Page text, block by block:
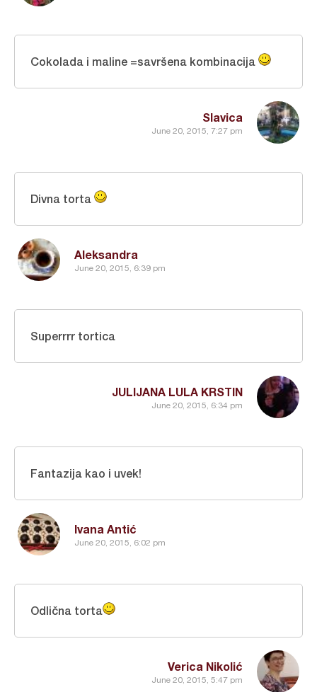
Slavica
June 20, 2015, 7:27 pm
Cokolada i maline =savršena kombinacija
Aleksandra
June 20, 2015, 6:39 pm
Divna torta
JULIJANA LULA KRSTIN
June 20, 2015, 6:34 pm
Superrrr tortica
Ivana Antić
June 20, 2015, 6:02 pm
Fantazija kao i uvek!
Verica Nikolić
June 20, 2015, 5:47 pm
Odlična torta